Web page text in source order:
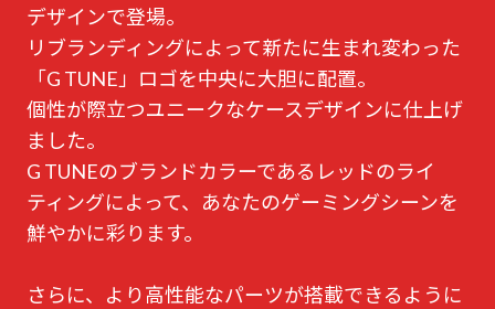
デザインで登場。
リブランディングによって新たに生まれ変わった
「G TUNE」ロゴを中央に大胆に配置。
個性が際立つユニークなケースデザインに仕上げ
ました。
G TUNEのブランドカラーであるレッドのライ
ティングによって、あなたのゲーミングシーンを
鮮やかに彩ります。
さらに、より高性能なパーツが搭載できるように